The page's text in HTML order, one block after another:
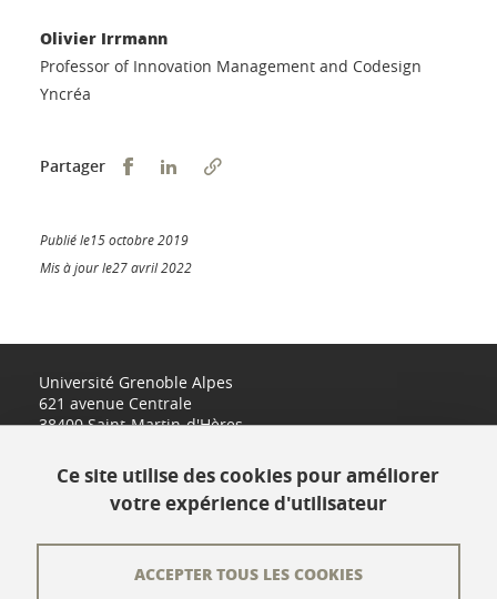
Olivier Irrmann
Professor of Innovation Management and Codesign
Yncréa
Partager Partager sur Facebook
Partager sur LinkedIn
Publié le15 octobre 2019
Mis à jour le27 avril 2022
Université Grenoble Alpes
621 avenue Centrale
38400 Saint-Martin-d'Hères
Ce site utilise des cookies pour améliorer
votre expérience d'utilisateur
ACCEPTER TOUS LES COOKIES